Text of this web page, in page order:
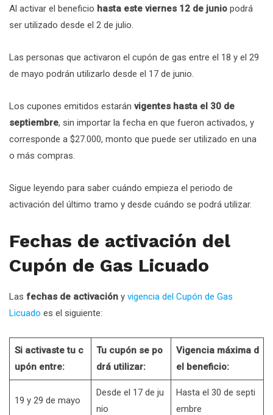
Al activar el beneficio hasta este viernes 12 de junio podrá
ser utilizado desde el 2 de julio.
Las personas que activaron el cupón de gas entre el 18 y el 29
de mayo podrán utilizarlo desde el 17 de junio.
Los cupones emitidos estarán vigentes hasta el 30 de
septiembre, sin importar la fecha en que fueron activados, y
corresponde a $27.000, monto que puede ser utilizado en una
o más compras.
Sigue leyendo para saber cuándo empieza el periodo de
activación del último tramo y desde cuándo se podrá utilizar.
Fechas de activación del
Cupón de Gas Licuado
Las fechas de activación y vigencia del Cupón de Gas
Licuado es el siguiente:
Si activaste tu c
upón entre:
Tu cupón se po
drá utilizar:
Vigencia máxima d
el beneficio:
19 y 29 de mayo
Desde el 17 de ju
nio
Hasta el 30 de septi
embre